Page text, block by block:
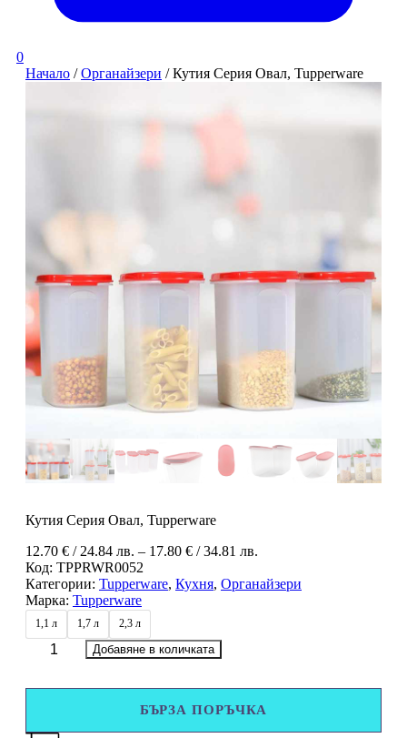
0
Начало /Органайзери / Кутия Серия Овал, Tupperware
Кутия Серия Овал, Tupperware
12.70 € / 24.84 лв. – 17.80 € / 34.81 лв.
12.70 €
Код: TPPRWR0052
Категории: Tupperware, Кухня, Органайзери
Марка: Tupperware
1,1 л 1,7 л 2,3 л
количество
Tupperware
Добавяне в количката
БЪРЗА ПОРЪЧКА